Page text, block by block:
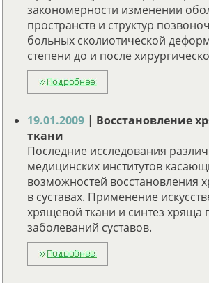
закономерности изменении
пространств и структур
больных сколиотической
степени до и после
19.01.2009 | Восстановление
ткани
Последние исследования
медицинских институтов
возможностей восстановления
в суставах. Применение
хрящевой ткани и синтез хряща
заболеваний суставов.